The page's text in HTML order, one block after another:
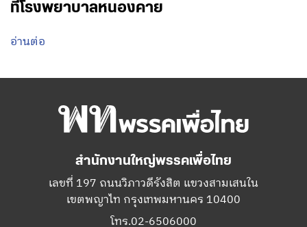
ที่โรงพยาบาลหนองคาย
อ่านต่อ
สำนักงานใหญ่พรรคเพื่อไทย
เลขที่ 197 ถนนวิภาวดีรังสิต แขวงสามเสนใน
เขตพญาไท กรุงเทพมหานคร 10400
โทร.02-6506000